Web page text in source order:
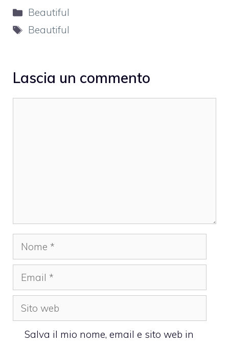
Categorie
Beautiful
Tag
Beautiful
Lascia un commento
Nome
Email
Sito
web
Salva il mio nome, email e sito web in